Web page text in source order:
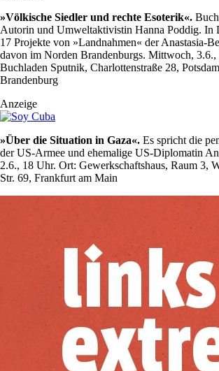
»Völkische Siedler und rechte Esoterik«.
Autorin und Umweltaktivistin Hanna Poddig. In
17 Projekte von »Landnahmen« der Anastasia-
davon im Norden Brandenburgs. Mittwoch,
Buchladen Sputnik, Charlottenstraße 28,
Brandenburg
Anzeige
»Über die Situation in Gaza«. Es spricht die
der US-Armee und ehemalige US-Diplomatin
2.6., 18 Uhr. Ort: Gewerkschaftshaus, Raum 3,
Str. 69, Frankfurt am Main